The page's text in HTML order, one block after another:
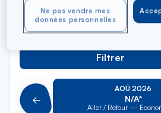
Type de trajet
Aller-Retour Aller simple
Filtrer
Précédent
AOÛ 2026
N/A*
Aller / Retour —
Ne pas vendre mes
données personnelles